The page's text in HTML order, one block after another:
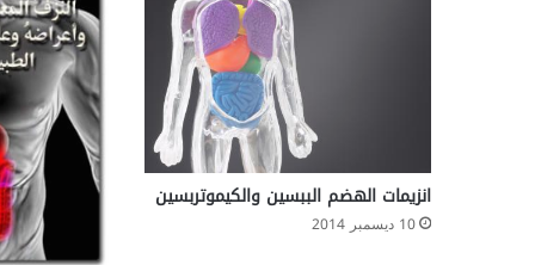
انزيمات الهضم الببسين والكيموتربسين
10 ديسمبر 2014